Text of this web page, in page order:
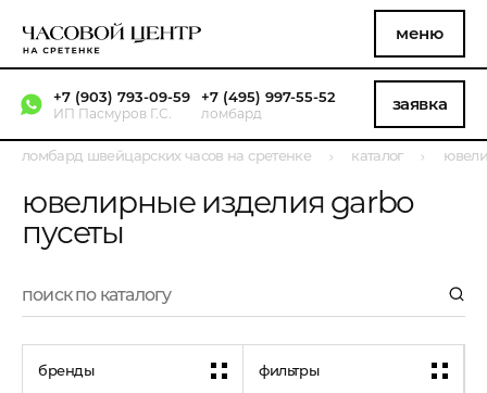
меню
+7 (903) 793-09-59
ИП Пасмуров Г.С.
+7 (495) 997-55-52
ломбард заявка
ломбард швейцарских часов на сретенке каталог
ювелирные изделия garbo
пусеты
бренды фильтры